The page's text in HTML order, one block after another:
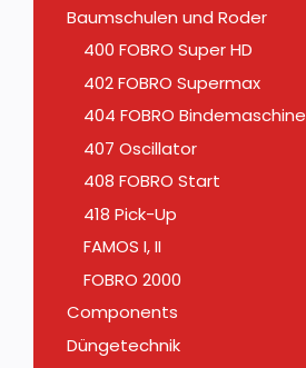
Baumschulen und Roder
400 FOBRO Super HD
402 FOBRO Supermax
404 FOBRO Bindemaschine
407 Oscillator
408 FOBRO Start
418 Pick-Up
FAMOS I, II
FOBRO 2000
Components
Düngetechnik